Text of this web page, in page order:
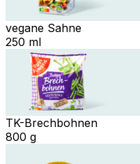
vegane Sahne
250 ml
TK-Brechbohnen
800 g